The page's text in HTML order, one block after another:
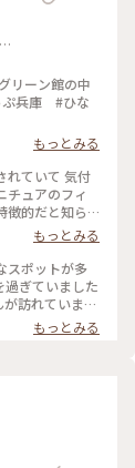
もっとみる
徴的だと知ら
もっとみる
過ぎていました
訪れていまし
て登って行
眺めるより個
では全然足
もっとみる